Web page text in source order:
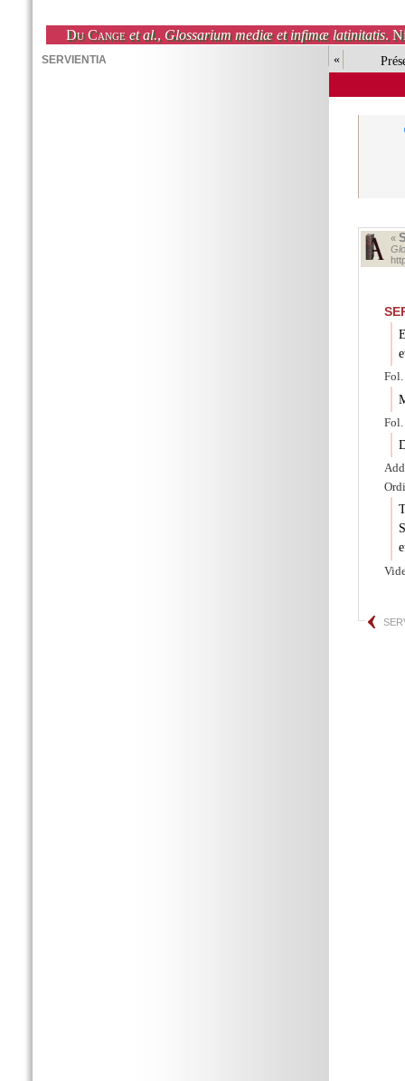
Du Cange et al., Glossarium mediæ et infimæ latinitatis.
«
«